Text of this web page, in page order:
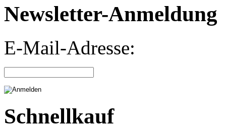
Newsletter-Anmeldung
E-Mail-Adresse:
Schnellkauf